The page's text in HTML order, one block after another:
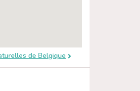
de Belgique